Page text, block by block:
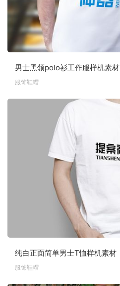
男士黑领polo衫工作服样机素材
服饰鞋帽
纯白正面简单男士T恤样机素材
服饰鞋帽